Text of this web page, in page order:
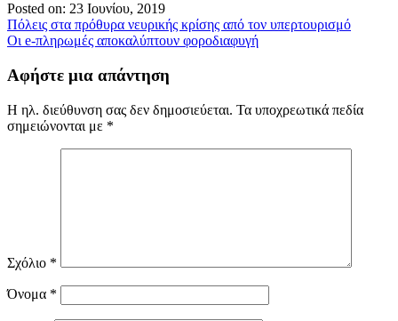
Posted on: 23 Ιουνίου, 2019
Πλοήγηση
άρθρων
Πόλεις στα πρόθυρα νευρικής κρίσης από τον υπερτουρισμό
Οι e-πληρωμές αποκαλύπτουν φοροδιαφυγή
Αφήστε μια απάντηση
Η ηλ. διεύθυνση σας δεν δημοσιεύεται. Τα υποχρεωτικά πεδία
σημειώνονται με *
Σχόλιο *
Όνομα *